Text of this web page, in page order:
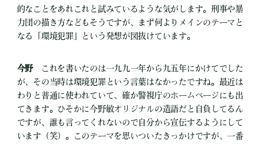
的なことをあれこれと試みているような気がします。刑事や暴
力団の描き方などもそうですが、まず何よりメインのテーマと
なる「環境犯罪」という発想が図抜けています。
今野 これを書いたのは一九九一年から九五年にかけてでした
が、その当時は環境犯罪という言葉はなかったですね。最近は
わりと普通に使われていて、確か警視庁のホームページにも出
てきます。ひそかに今野敏オリジナルの造語だと自負してるん
ですが、誰も言ってくれないので自分から宣伝するようにして
います（笑）。このテーマを思いついたきっかけですが、一番